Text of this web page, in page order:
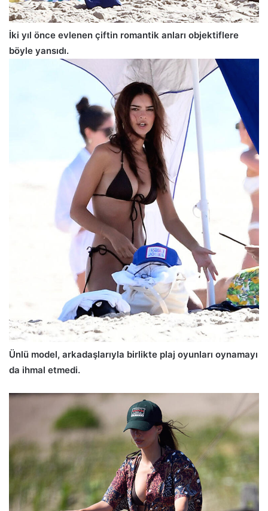
İki yıl önce evlenen çiftin romantik anları objektiflere
böyle yansıdı.
Ünlü model, arkadaşlarıyla birlikte plaj oyunları oynamayı
da ihmal etmedi.